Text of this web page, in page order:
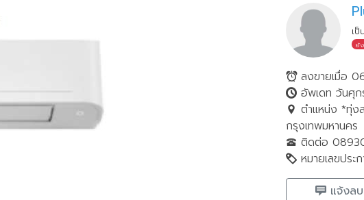
เ
ยั
ลงขายเมื่อ
อัพเดท วันศุก
ตำแหน่ง *ทุ่
กรุงเทพมหานคร
ติดต่อ
หมายเลขประ
แจ้งลบ